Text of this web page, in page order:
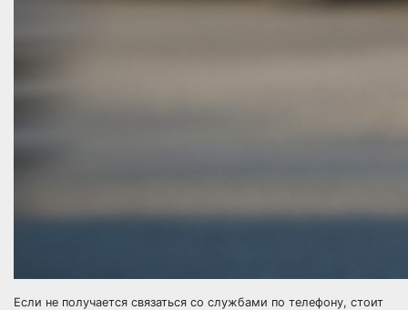
Если не получается связаться со службами по телефону, стоит